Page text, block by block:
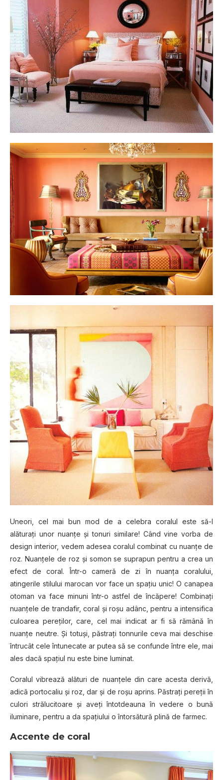
Uneori, cel mai bun mod de a celebra coralul este să-l
alăturaţi unor nuanţe şi tonuri similare! Când vine vorba de
design interior, vedem adesea coralul combinat cu nuanţe de
roz. Nuanţele de roz şi somon se suprapun pentru a crea un
efect de coral. Într-o cameră de zi în nuanţa coralului,
atingerile stilului marocan vor face un spaţiu unic! O canapea
otoman va face minuni într-o astfel de încăpere! Combinaţi
nuanţele de trandafir, coral şi roşu adânc, pentru a intensifica
culoarea pereţilor, care, cel mai indicat ar fi să rămână în
nuanţe neutre. Şi totuşi, păstraţi tonnurile ceva mai deschise
întrucât cele întunecate ar putea să se confunde între ele, mai
ales dacă spaţiul nu este bine luminat.
Coralul vibrează alături de nuanţele din care acesta derivă,
adică portocaliu şi roz, dar şi de roşu aprins. Păstraţi pereţii în
culori strălucitoare şi aveţi întotdeauna în vedere o bună
iluminare, pentru a da spaţiului o întorsătură plină de farmec.
Accente de coral